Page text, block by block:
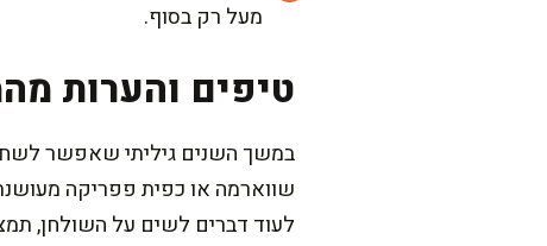
מעל רק בסוף.
טיפים והערות
במשך השנים גיליתי שאפשר
שווארמה או כפית פפריקה
לעוד דברים לשים על השולחן,